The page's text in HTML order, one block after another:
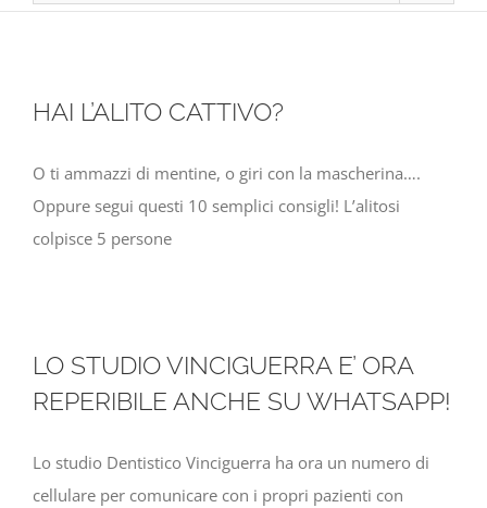
HAI L’ALITO CATTIVO?
O ti ammazzi di mentine, o giri con la mascherina….
Oppure segui questi 10 semplici consigli! L’alitosi
colpisce 5 persone
LO STUDIO VINCIGUERRA E’ ORA
REPERIBILE ANCHE SU WHATSAPP!
Lo studio Dentistico Vinciguerra ha ora un numero di
cellulare per comunicare con i propri pazienti con